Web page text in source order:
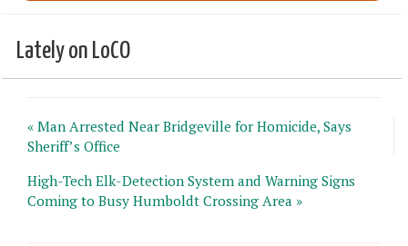
Lately on LoCO
« Man Arrested Near Bridgeville for Homicide, Says
Sheriff’s Office
High-Tech Elk-Detection System and Warning Signs
Coming to Busy Humboldt Crossing Area »